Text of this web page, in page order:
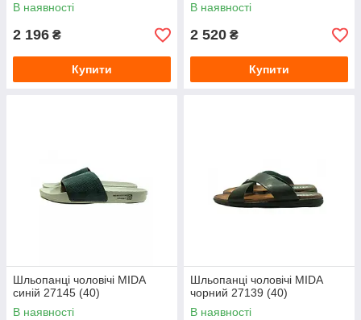
В наявності
2 196 ₴
Купити
В наявності
2 520 ₴
Купити
Шльопанці чоловічі MIDA
синій 27145 (40)
В наявності
Шльопанці чоловічі MIDA
чорний 27139 (40)
В наявності